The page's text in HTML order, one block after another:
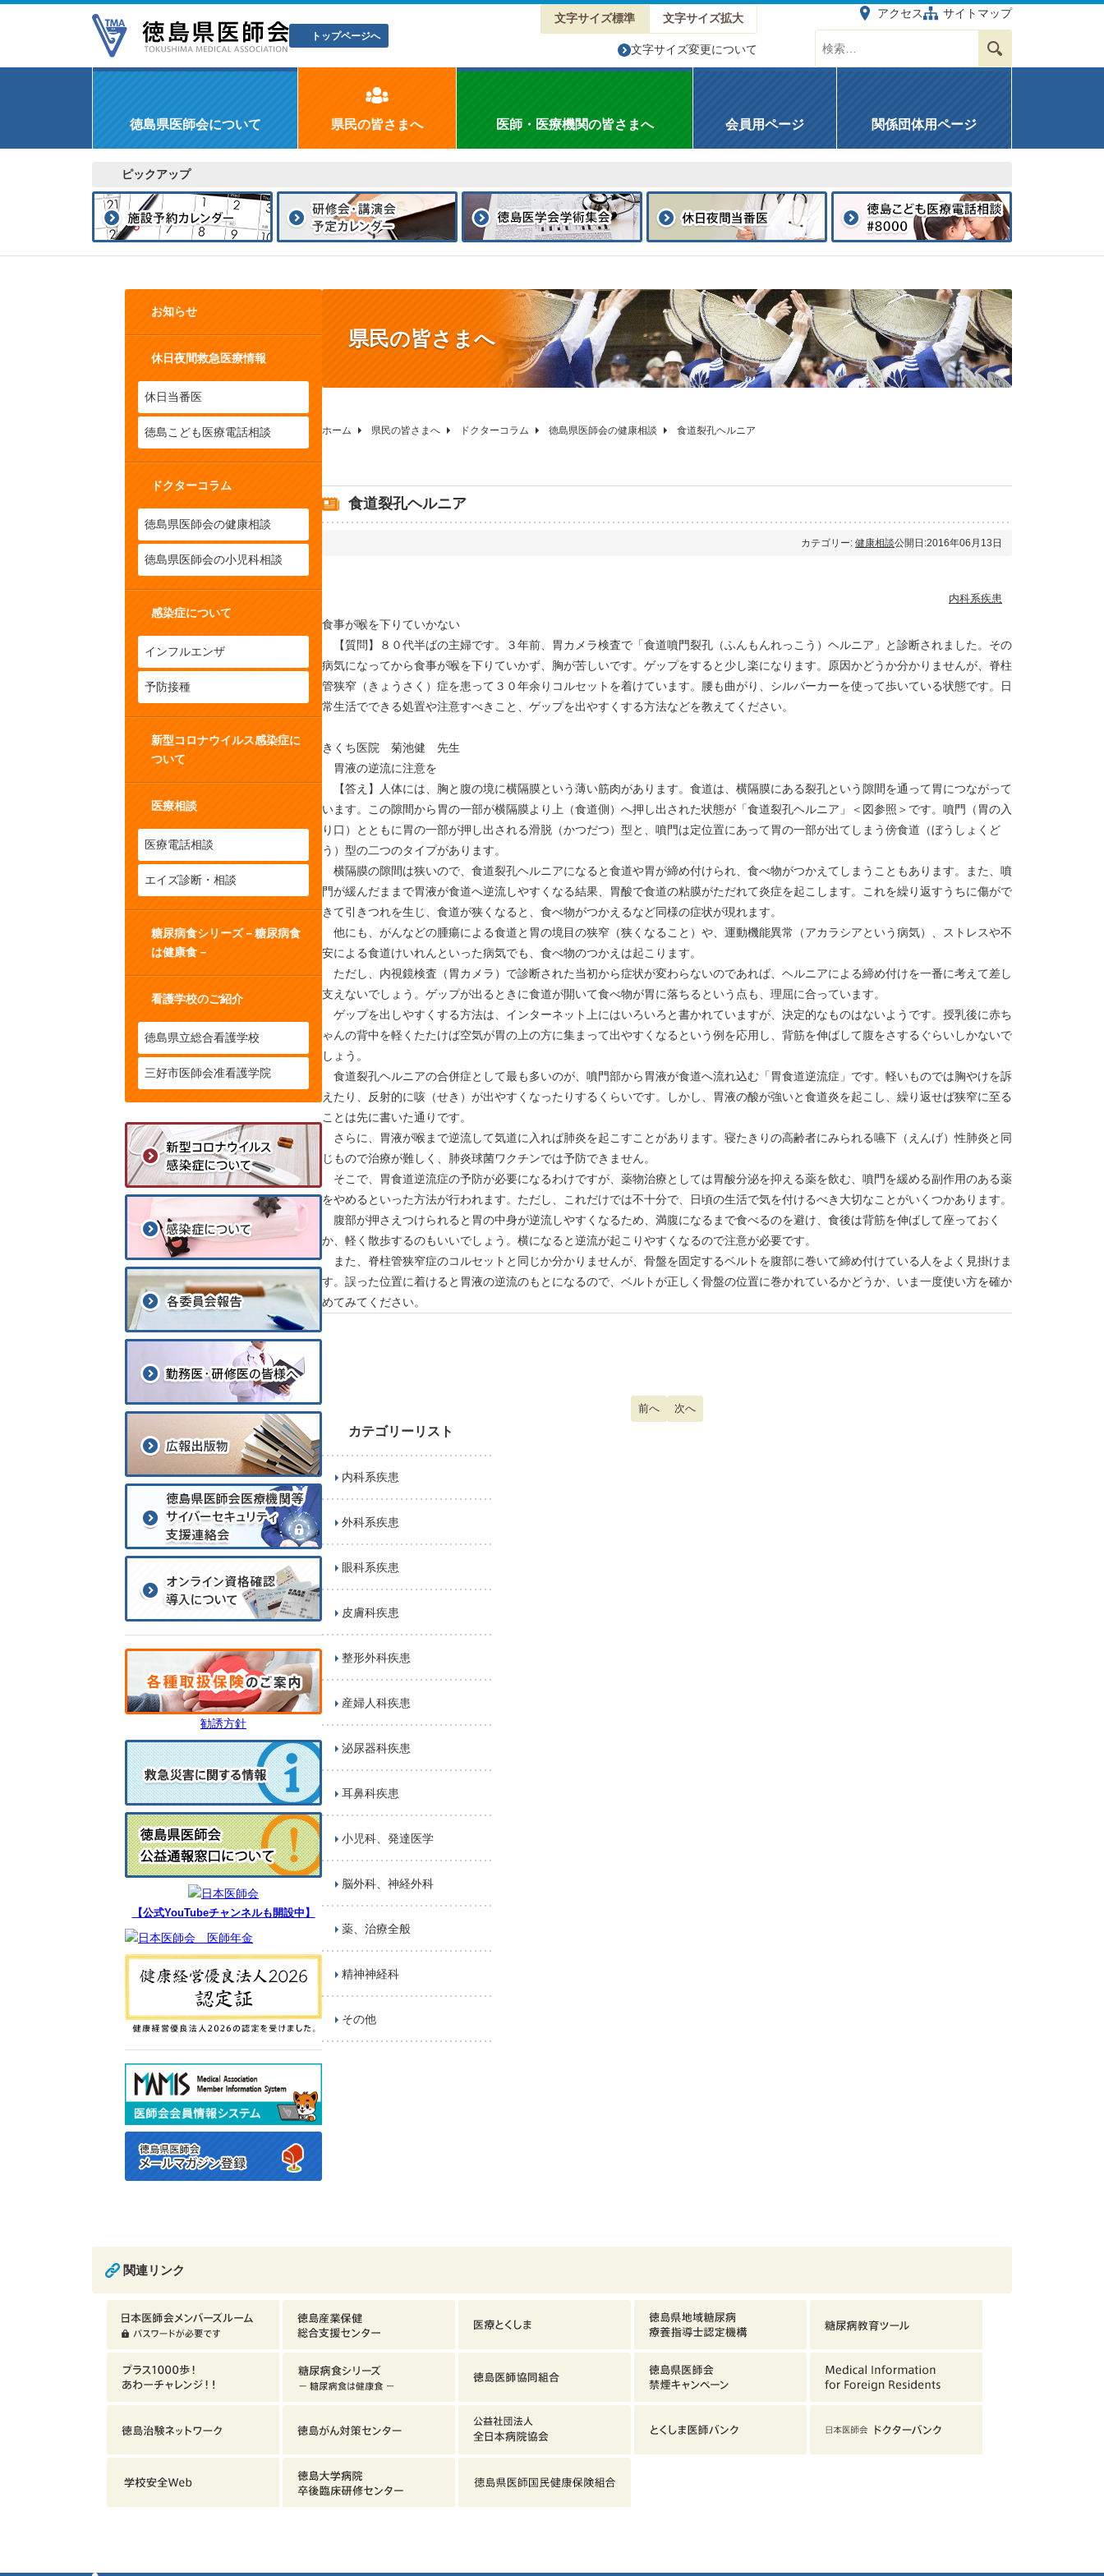
トップページへ
文字サイズ標準 文字サイズ拡大
文字サイズ変更について
アクセス
サイトマップ
徳島県医師会について 県民の皆さまへ 医師・医療機関の皆さまへ 会員用ページ 関係団体用ページ
ピックアップ
県民の皆さまへ
ホーム 県民の皆さまへ ドクターコラム 徳島県医師会の健康相談 食道裂孔ヘルニア
食道裂孔ヘルニア
カテゴリー: 健康相談公開日:2016年06月13日
内科系疾患
食事が喉を下りていかない
【質問】８０代半ばの主婦です。３年前、胃カメラ検査で「食道噴門裂孔（ふんもんれっこう）ヘルニア」と診断されました。その
病気になってから食事が喉を下りていかず、胸が苦しいです。ゲップをすると少し楽になります。原因かどうか分かりませんが、脊柱
管狭窄（きょうさく）症を患って３０年余りコルセットを着けています。腰も曲がり、シルバーカーを使って歩いている状態です。日
常生活でできる処置や注意すべきこと、ゲップを出やすくする方法などを教えてください。
きくち医院 菊池健 先生
胃液の逆流に注意を
【答え】人体には、胸と腹の境に横隔膜という薄い筋肉があります。食道は、横隔膜にある裂孔という隙間を通って胃につながって
います。この隙間から胃の一部が横隔膜より上（食道側）へ押し出された状態が「食道裂孔ヘルニア」＜図参照＞です。噴門（胃の入
り口）とともに胃の一部が押し出される滑脱（かつだつ）型と、噴門は定位置にあって胃の一部が出てしまう傍食道（ぼうしょくど
う）型の二つのタイプがあります。
横隔膜の隙間は狭いので、食道裂孔ヘルニアになると食道や胃が締め付けられ、食べ物がつかえてしまうこともあります。また、噴
門が緩んだままで胃液が食道へ逆流しやすくなる結果、胃酸で食道の粘膜がただれて炎症を起こします。これを繰り返すうちに傷がで
きて引きつれを生じ、食道が狭くなると、食べ物がつかえるなど同様の症状が現れます。
他にも、がんなどの腫瘍による食道と胃の境目の狭窄（狭くなること）や、運動機能異常（アカラシアという病気）、ストレスや不
安による食道けいれんといった病気でも、食べ物のつかえは起こります。
ただし、内視鏡検査（胃カメラ）で診断された当初から症状が変わらないのであれば、ヘルニアによる締め付けを一番に考えて差し
支えないでしょう。ゲップが出るときに食道が開いて食べ物が胃に落ちるという点も、理屈に合っています。
ゲップを出しやすくする方法は、インターネット上にはいろいろと書かれていますが、決定的なものはないようです。授乳後に赤ち
ゃんの背中を軽くたたけば空気が胃の上の方に集まって出やすくなるという例を応用し、背筋を伸ばして腹をさするぐらいしかないで
しょう。
食道裂孔ヘルニアの合併症として最も多いのが、噴門部から胃液が食道へ流れ込む「胃食道逆流症」です。軽いものでは胸やけを訴
えたり、反射的に咳（せき）が出やすくなったりするくらいです。しかし、胃液の酸が強いと食道炎を起こし、繰り返せば狭窄に至る
ことは先に書いた通りです。
さらに、胃液が喉まで逆流して気道に入れば肺炎を起こすことがあります。寝たきりの高齢者にみられる嚥下（えんげ）性肺炎と同
じもので治療が難しく、肺炎球菌ワクチンでは予防できません。
そこで、胃食道逆流症の予防が必要になるわけですが、薬物治療としては胃酸分泌を抑える薬を飲む、噴門を緩める副作用のある薬
をやめるといった方法が行われます。ただし、これだけでは不十分で、日頃の生活で気を付けるべき大切なことがいくつかあります。
腹部が押さえつけられると胃の中身が逆流しやすくなるため、満腹になるまで食べるのを避け、食後は背筋を伸ばして座っておく
か、軽く散歩するのもいいでしょう。横になると逆流が起こりやすくなるので注意が必要です。
また、脊柱管狭窄症のコルセットと同じか分かりませんが、骨盤を固定するベルトを腹部に巻いて締め付けている人をよく見掛けま
す。誤った位置に着けると胃液の逆流のもとになるので、ベルトが正しく骨盤の位置に巻かれているかどうか、いま一度使い方を確か
めてみてください。
前の記事へ: 間欠性跛行
前へ 次の記事へ: 小児の食物アレルギー
次へ
カテゴリーリスト
内科系疾患
外科系疾患
眼科系疾患
皮膚科疾患
整形外科疾患
産婦人科疾患
泌尿器科疾患
耳鼻科疾患
小児科、発達医学
脳外科、神経外科
薬、治療全般
精神神経科
その他
お知らせ
休日夜間救急医療情報
休日当番医
徳島こども医療電話相談
ドクターコラム
徳島県医師会の健康相談
徳島県医師会の小児科相談
感染症について
インフルエンザ
予防接種
新型コロナウイルス感染症に
ついて
医療相談
医療電話相談
エイズ診断・相談
糖尿病食シリーズ－糖尿病食
は健康食－
看護学校のご紹介
徳島県立総合看護学校
三好市医師会准看護学院
勧誘方針
【公式YouTubeチャンネルも開設中】
関連リンク